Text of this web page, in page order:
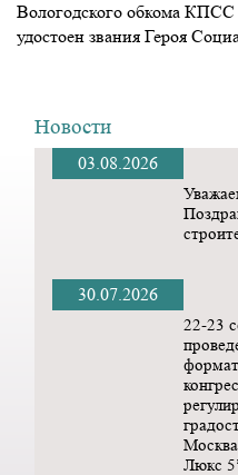
Вологодского обкома
удостоен звания Героя
Новости
03.08.2026
30.07.2026
22-23
Люкс